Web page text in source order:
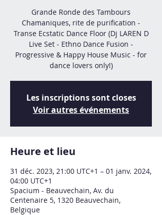
Grande Ronde des Tambours
Chamaniques, rite de purification -
Transe Ecstatic Dance Floor (Dj LAREN D
Live Set - Ethno Dance Fusion -
Progressive & Happy House Music - for
dance lovers only!)
Les inscriptions sont closes
Voir autres événements
Heure et lieu
31 déc. 2023, 21:00 UTC+1 – 01 janv. 2024,
04:00 UTC+1
Spacium - Beauvechain, Av. du
Centenaire 5, 1320 Beauvechain,
Belgique